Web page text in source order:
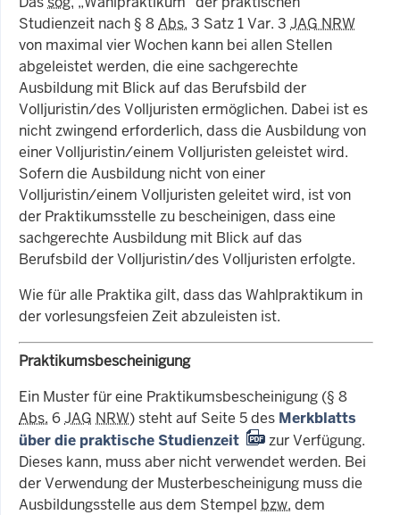
Studienzeit nach § 8Abs. 3 Satz 1 Var. 3 JAG NRW
von maximal vier Wochen kann bei allen Stellen
abgeleistet werden, die eine sachgerechte
Ausbildung mit Blick auf das Berufsbild der
Volljuristin/des Volljuristen ermöglichen. Dabei ist es
nicht zwingend erforderlich, dass die Ausbildung von
einer Volljuristin/einem Volljuristen geleistet wird.
Sofern die Ausbildung nicht von einer
Volljuristin/einem Volljuristen geleitet wird, ist von
der Praktikumsstelle zu bescheinigen, dass eine
sachgerechte Ausbildung mit Blick auf das
Berufsbild der Volljuristin/des Volljuristen erfolgte.
Wie für alle Praktika gilt, dass das Wahlpraktikum in
der vorlesungsfeien Zeit abzuleisten ist.
Praktikumsbescheinigung
Ein Muster für eine Praktikumsbescheinigung (§ 8
Abs. 6JAG NRW) steht auf Seite 5 des Merkblatts
über die praktische Studienzeit
zur Verfügung.
Dieses kann, muss aber nicht verwendet werden. Bei
der Verwendung der Musterbescheinigung muss die
Ausbildungsstelle aus dem Stempel bzw. dem